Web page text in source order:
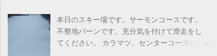
本日のスキー場です。サーモンコースです。
不整地バーンです。充分気を付けて滑走をし
てください。 カラマツ、センターコースには